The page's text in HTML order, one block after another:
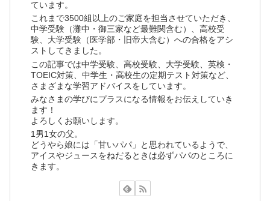
ています。
これまで3500組以上のご家庭を担当させていただき、
中学受験（灘中・御三家など最難関含む）、高校受
験、大学受験（医学部・旧帝大含む）への合格をアシ
ストしてきました。
この記事では中学受験、高校受験、大学受験、英検・
TOEIC対策、中学生・高校生の定期テスト対策など、
さまざまな学習アドバイスをしています。
みなさまの学びにプラスになる情報をお伝えしていき
ます！
よろしくお願いします。
1男1女の父。
どうやら娘には「甘いパパ」と思われているようで、
アイスやジュースをねだるときは必ずパパのところに
きます。